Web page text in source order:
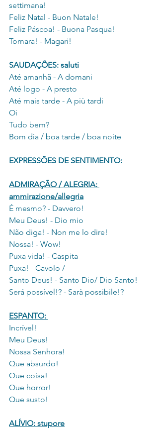
settimana!
Feliz Natal - Buon Natale!
Feliz Páscoa! - Buona Pasqua!
Tomara! - Magari!
SAUDAÇÕES: saluti
Até amanhã - A domani
Até logo - A presto
Até mais tarde - A più tardi
Oi
Tudo bem?
Bom dia / boa tarde / boa noite
EXPRESSÕES DE SENTIMENTO:
ADMIRAÇÃO / ALEGRIA:
ammirazione/allegria
É mesmo? - Davvero!
Meu Deus! - Dio mio
Não diga! - Non me lo dire!
Nossa! - Wow!
Puxa vida! - Caspita
Puxa! - Cavolo /
Santo Deus! - Santo Dio/ Dio Santo!
Será possível!? - Sarà possibile!?
ESPANTO:
Incrível!
Meu Deus!
Nossa Senhora!
Que absurdo!
Que coisa!
Que horror!
Que susto!
ALÍVIO: stupore